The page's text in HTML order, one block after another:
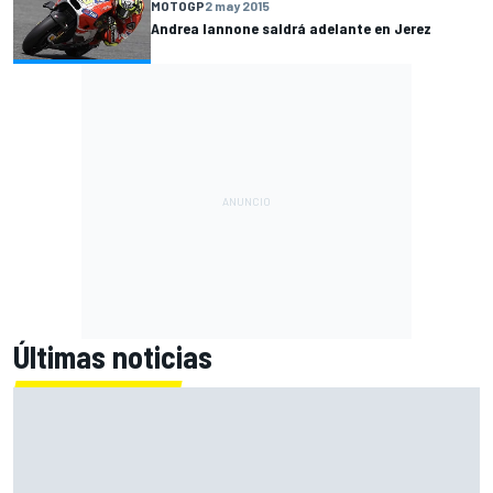
MOTOGP2 may 2015
Andrea Iannone saldrá adelante en Jerez
Últimas noticias